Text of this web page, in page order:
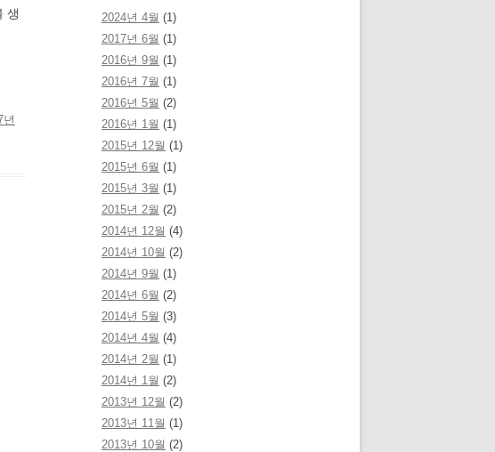
생
년
2024년 4월 (1)
2017년 6월 (1)
2016년 9월 (1)
2016년 7월 (1)
2016년 5월 (2)
2016년 1월 (1)
2015년 12월 (1)
2015년 6월 (1)
2015년 3월 (1)
2015년 2월 (2)
2014년 12월 (4)
2014년 10월 (2)
2014년 9월 (1)
2014년 6월 (2)
2014년 5월 (3)
2014년 4월 (4)
2014년 2월 (1)
2014년 1월 (2)
2013년 12월 (2)
2013년 11월 (1)
2013년 10월 (2)